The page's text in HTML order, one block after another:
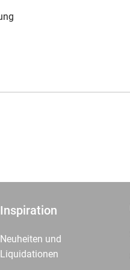
Inspiration
Neuheiten und
Liquidationen